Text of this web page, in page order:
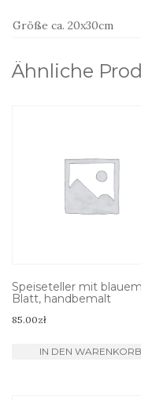
Größe ca. 20x30cm
Ähnliche
Speiseteller mit blauem
Blatt, handbemalt
85.00zł
IN DEN WARENKORB